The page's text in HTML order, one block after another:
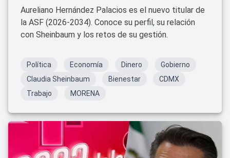
Aureliano Hernández Palacios es el nuevo titular de
la ASF (2026-2034). Conoce su perfil, su relación
con Sheinbaum y los retos de su gestión.
Política Economía Dinero
Gobierno
Claudia Sheinbaum
Bienestar
CDMX
Trabajo
MORENA